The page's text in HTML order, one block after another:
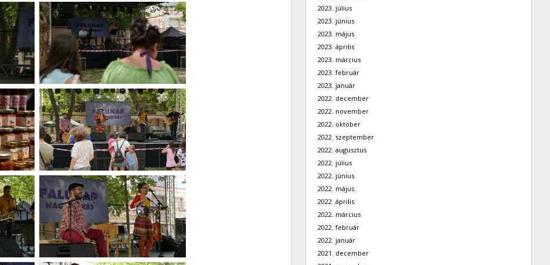
2023. július
2023. június
2023. május
2023. április
2023. március
2023. február
2023. január
2022. december
2022. november
2022. október
2022. szeptember
2022. augusztus
2022. július
2022. június
2022. május
2022. április
2022. március
2022. február
2022. január
2021. december